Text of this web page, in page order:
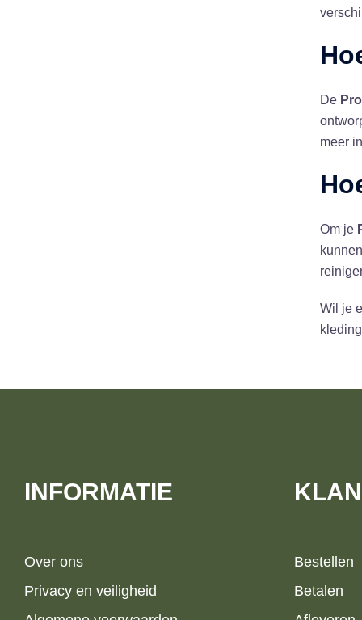
De
meer
Om je
Wil je
INFORMATIE
Over ons
Privacy en veiligheid
Bestellen
Betalen